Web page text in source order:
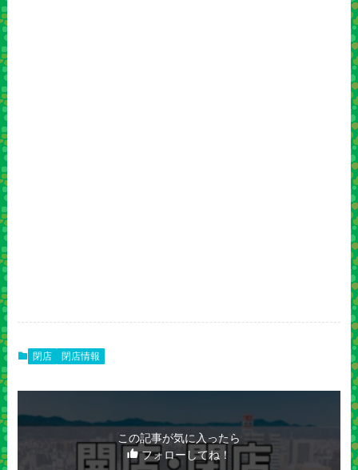
閉店 閉店情報
この記事が気に入ったら
フォローしてね！